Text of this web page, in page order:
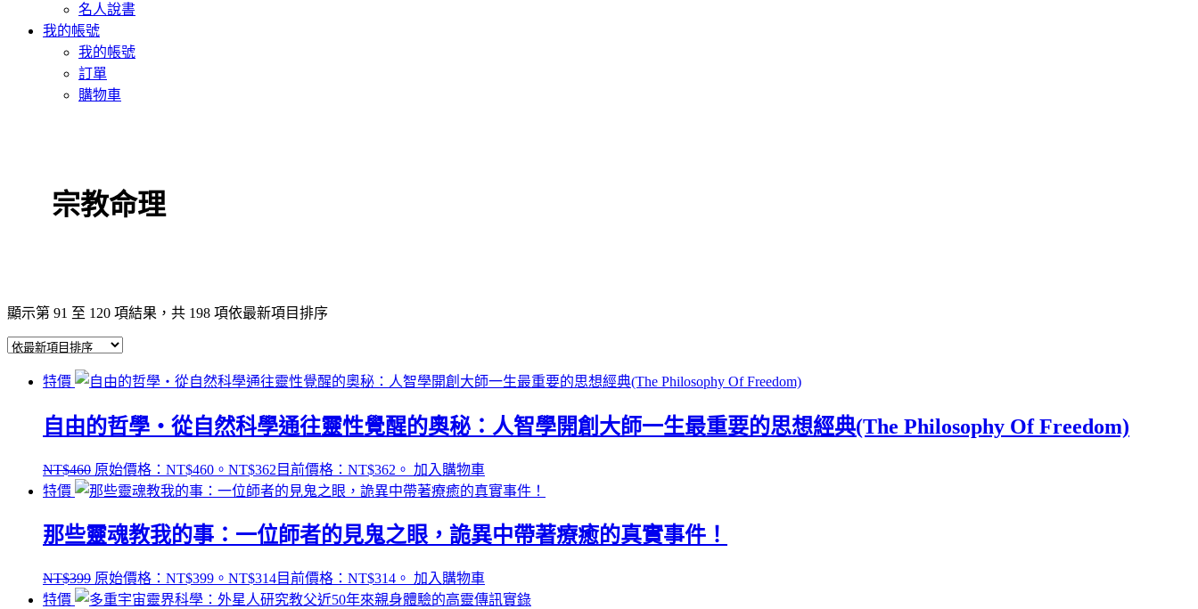
名人說書
我的帳號
我的帳號
訂單
購物車
宗教命理
顯示第 91 至 120 項結果，共 198 項依最新項目排序
特價
自由的哲學‧從自然科學通往靈性覺醒的奧秘：人智學開創大師一生最重要的思想經典(The Philosophy Of Freedom)
NT$460 原始價格：NT$460。 NT$362 目前價格：NT$362。 加入購物車
特價
那些靈魂教我的事：一位師者的見鬼之眼，詭異中帶著療癒的真實事件！
NT$399 原始價格：NT$399。 NT$314目前價格：NT$314。 加入購物車
特價